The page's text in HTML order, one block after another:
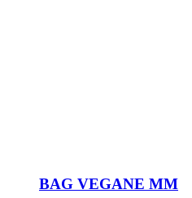
BAG VEGANE MM